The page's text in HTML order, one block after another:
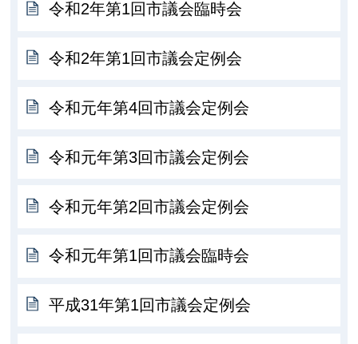
令和2年第1回市議会臨時会
令和2年第1回市議会定例会
令和元年第4回市議会定例会
令和元年第3回市議会定例会
令和元年第2回市議会定例会
令和元年第1回市議会臨時会
平成31年第1回市議会定例会